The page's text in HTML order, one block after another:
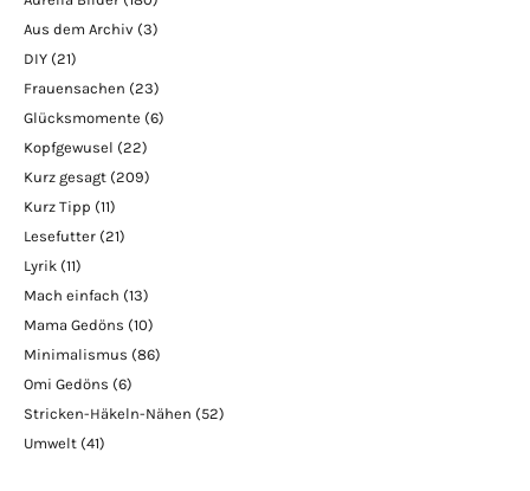
Aus dem Archiv (3)
DIY (21)
Frauensachen (23)
Glücksmomente (6)
Kopfgewusel (22)
Kurz gesagt (209)
Kurz Tipp (11)
Lesefutter (21)
Lyrik (11)
Mach einfach (13)
Mama Gedöns (10)
Minimalismus (86)
Omi Gedöns (6)
Stricken-Häkeln-Nähen (52)
Umwelt (41)